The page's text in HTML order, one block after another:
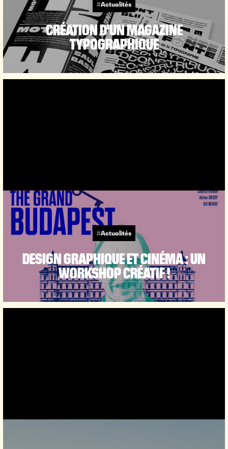
#Actualités
CRÉATION D'UN MAGAZINE
TYPOGRAPHIQUE
#Actualités
DESIGN GRAPHIQUE ET CINÉMA : UN
WORKSHOP CRÉATIF !